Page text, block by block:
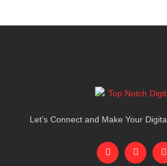
Let’s Connect and Make Your